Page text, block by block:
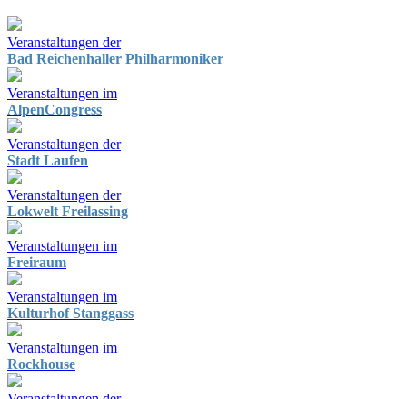
Veranstaltungen der
Bad Reichenhaller Philharmoniker
Veranstaltungen im
AlpenCongress
Veranstaltungen der
Stadt Laufen
Veranstaltungen der
Lokwelt Freilassing
Veranstaltungen im
Freiraum
Veranstaltungen im
Kulturhof Stanggass
Veranstaltungen im
Rockhouse